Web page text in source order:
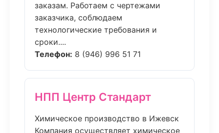
заказам. Работаем с чертежами
заказчика, соблюдаем
технологические требования и
сроки....
Телефон: 8 (946) 996 51 71
НПП Центр Стандарт
Химическое производство в Ижевск
Компания осуществляет химическое